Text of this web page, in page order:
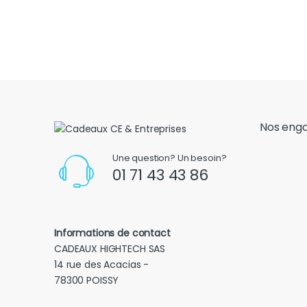
Une question? Un besoin?
01 71 43 43 86
Informations de contact
CADEAUX HIGHTECH SAS
14 rue des Acacias -
78300 POISSY
Nos